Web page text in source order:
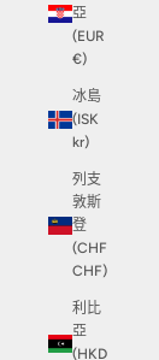
亞
(EUR
€)
冰島
(ISK
kr)
列支
敦斯
登
(CHF
CHF)
利比
亞
(HKD